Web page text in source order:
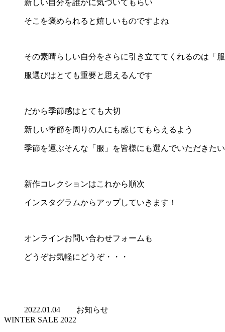
新しい自分を誰かに気づいてもらい
そこを褒められると嬉しいものですよね
その素晴らしい自分をさらに引き立ててくれるのは「
服選びはとても重要と思えるんです
だから季節感はとても大切
新しい季節を周りの人にも感じてもらえるよう
季節を運ぶそんな「服」を皆様にも選んでいただきたい
新作コレクションはこれから順次
インスタグラムからアップしていきます！
オンラインお問い合わせフォームも
どうぞお気軽にどうぞ・・・
2022.01.04 お知らせ
WINTER SALE 2022